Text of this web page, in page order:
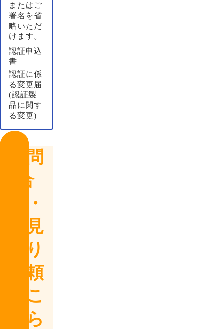
またはご
署名を省
略いただ
けます。
認証申込
書
認証に係
る変更届
(認証製
品に関す
る変更)
お問
合
せ・
お見
積り
依頼
はこ
ちら